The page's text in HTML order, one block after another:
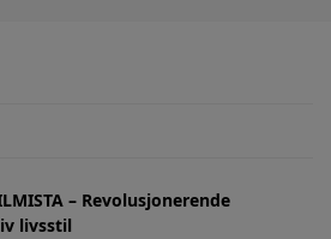
– Revolusjonerende
livsstil